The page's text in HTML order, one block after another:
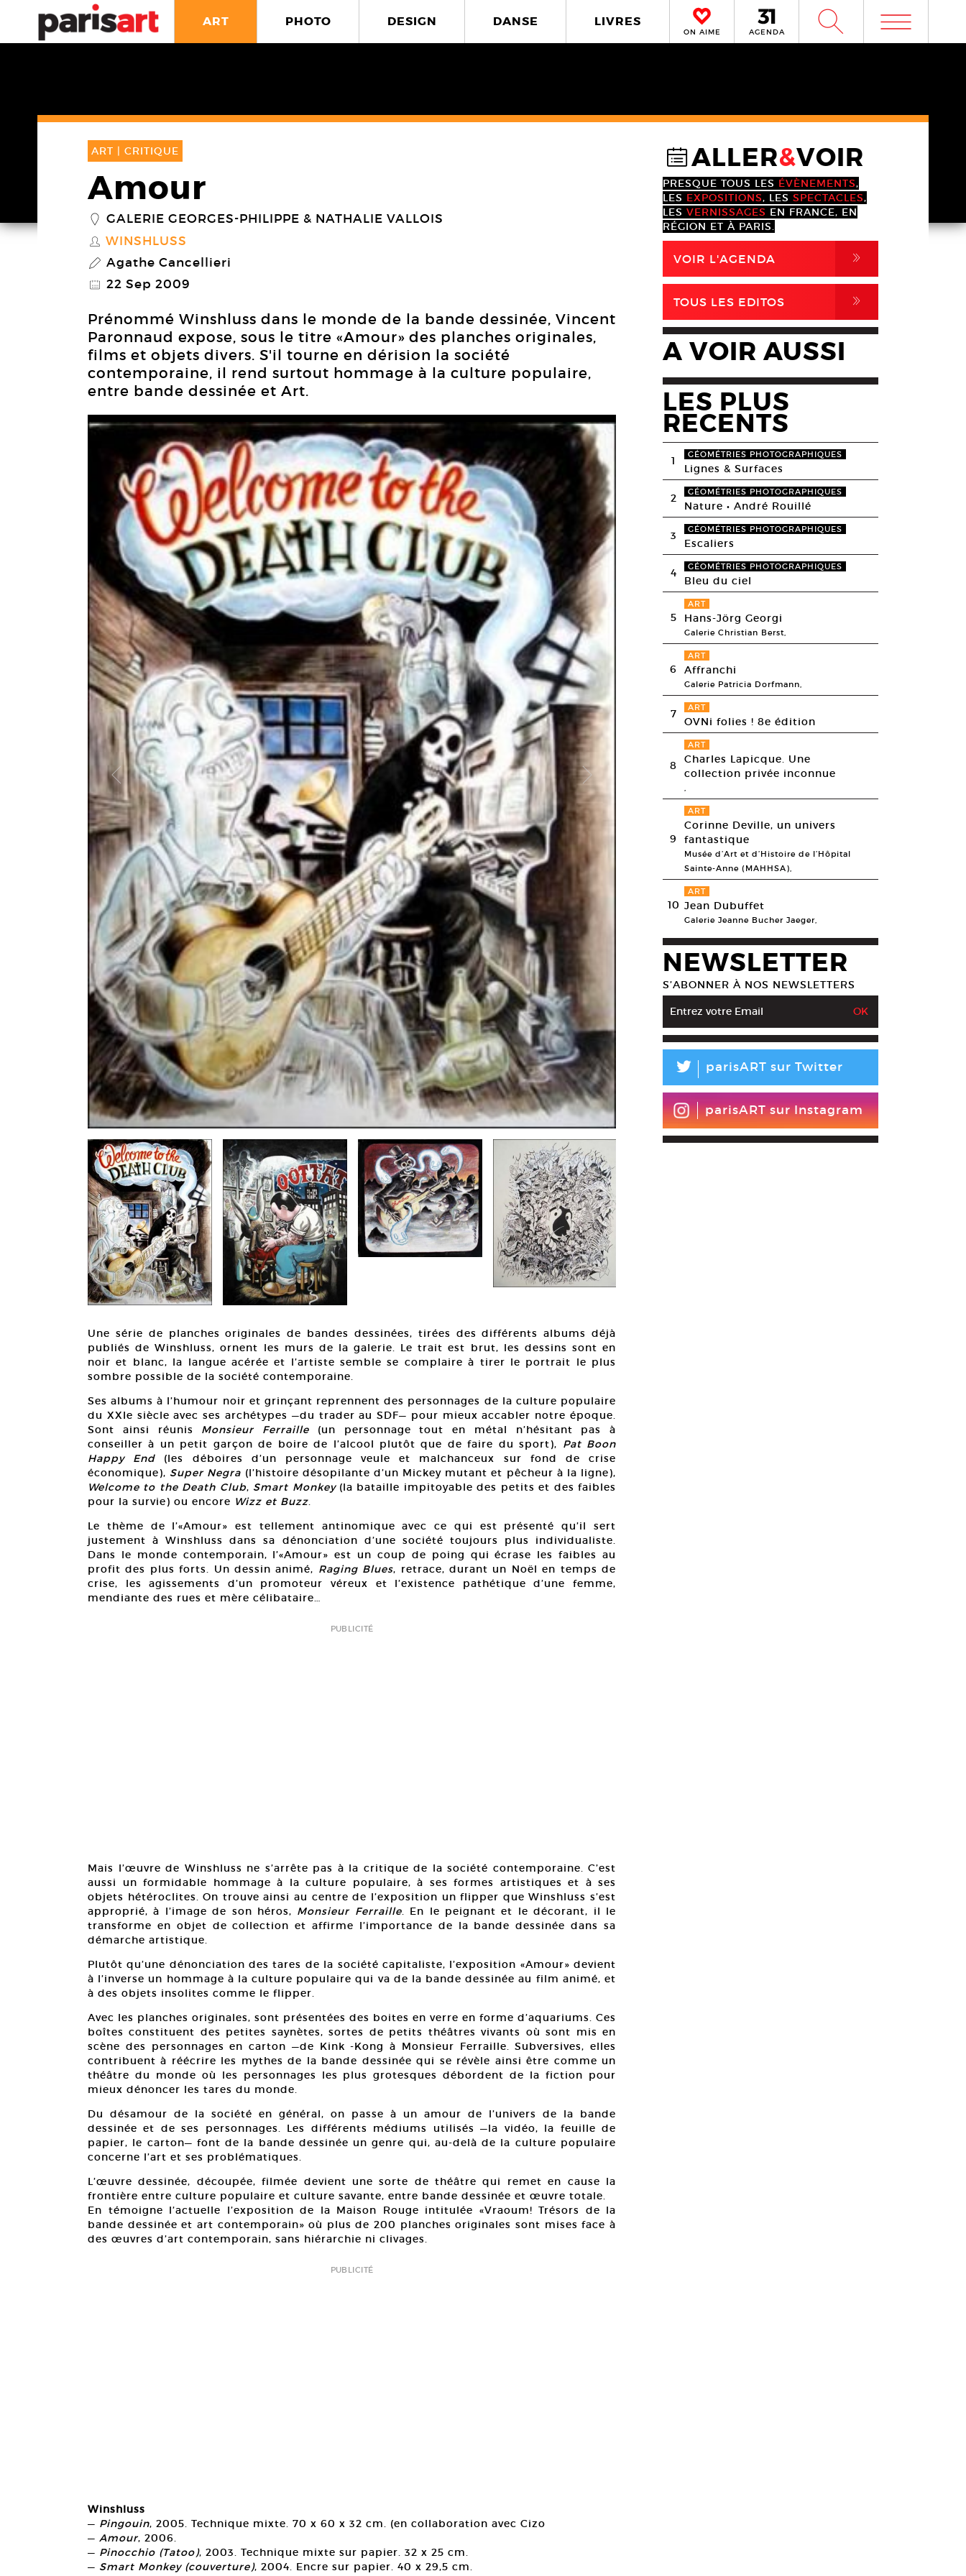
ART PHOTO DESIGN DANSE LIVRES
ON AIME AGENDA W m
ART | CRITIQUE
Amour
_ GALERIE GEORGES-PHILIPPE & NATHALIE VALLOIS
S WINSHLUSS
P Agathe Cancellieri
@ 22 Sep 2009
Prénommé Winshluss dans le monde de la bande dessinée, Vincent
Paronnaud expose, sous le titre «Amour» des planches originales,
films et objets divers. S'il tourne en dérision la société
contemporaine, il rend surtout hommage à la culture populaire,
entre bande dessinée et Art.
Une série de planches originales de bandes dessinées, tirées des différents albums déjà
publiés de Winshluss, ornent les murs de la galerie. Le trait est brut, les dessins sont en
noir et blanc, la langue acérée et l’artiste semble se complaire à tirer le portrait le plus
sombre possible de la société contemporaine.
Ses albums à l’humour noir et grinçant reprennent des personnages de la culture populaire
du XXIe siècle avec ses archétypes —du trader au SDF— pour mieux accabler notre époque.
Sont ainsi réunis Monsieur Ferraille (un personnage tout en métal n’hésitant pas à
conseiller à un petit garçon de boire de l’alcool plutôt que de faire du sport), Pat Boon
Happy End (les déboires d’un personnage veule et malchanceux sur fond de crise
économique), Super Negra (l’histoire désopilante d’un Mickey mutant et pêcheur à la ligne),
Welcome to the Death Club, Smart Monkey(la bataille impitoyable des petits et des faibles
pour la survie) ou encore Wizz et Buzz.
Le thème de l’«Amour» est tellement antinomique avec ce qui est présenté qu’il sert
justement à Winshluss dans sa dénonciation d’une société toujours plus individualiste.
Dans le monde contemporain, l’«Amour» est un coup de poing qui écrase les faibles au
profit des plus forts. Un dessin animé, Raging Blues, retrace, durant un Noël en temps de
crise, les agissements d’un promoteur véreux et l’existence pathétique d’une femme,
mendiante des rues et mère célibataire…
PUBLICITÉ
Mais l’œuvre de Winshluss ne s’arrête pas à la critique de la société contemporaine. C’est
aussi un formidable hommage à la culture populaire, à ses formes artistiques et à ses
objets hétéroclites. On trouve ainsi au centre de l’exposition un flipper que Winshluss s’est
approprié, à l’image de son héros, Monsieur Ferraille. En le peignant et le décorant, il le
transforme en objet de collection et affirme l’importance de la bande dessinée dans sa
démarche artistique.
Plutôt qu’une dénonciation des tares de la société capitaliste, l’exposition «Amour» devient
à l’inverse un hommage à la culture populaire qui va de la bande dessinée au film animé, et
à des objets insolites comme le flipper.
Avec les planches originales, sont présentées des boites en verre en forme d’aquariums. Ces
boîtes constituent des petites saynètes, sortes de petits théâtres vivants où sont mis en
scène des personnages en carton —de Kink -Kong à Monsieur Ferraille. Subversives, elles
contribuent à réécrire les mythes de la bande dessinée qui se révèle ainsi être comme un
théâtre du monde où les personnages les plus grotesques débordent de la fiction pour
mieux dénoncer les tares du monde.
Du désamour de la société en général, on passe à un amour de l’univers de la bande
dessinée et de ses personnages. Les différents médiums utilisés —la vidéo, la feuille de
papier, le carton— font de la bande dessinée un genre qui, au-delà de la culture populaire
concerne l’art et ses problématiques.
L’œuvre dessinée, découpée, filmée devient une sorte de théâtre qui remet en cause la
frontière entre culture populaire et culture savante, entre bande dessinée et œuvre totale.
En témoigne l’actuelle l’exposition de la Maison Rouge intitulée «Vraoum! Trésors de la
bande dessinée et art contemporain» où plus de 200 planches originales sont mises face à
des œuvres d’art contemporain, sans hiérarchie ni clivages.
PUBLICITÉ
Winshluss
— Pingouin, 2005. Technique mixte. 70 x 60 x 32 cm. (en collaboration avec Cizo
— Amour, 2006.
— Pinocchio (Tatoo), 2003. Technique mixte sur papier. 32 x 25 cm.
— Smart Monkey (couverture), 2004. Encre sur papier. 40 x 29,5 cm.
@ALLER&VOIR
PRESQUE TOUS LES ÉVÈNEMENTS,
LES EXPOSITIONS, LES SPECTACLES,
LES VERNISSAGES EN FRANCE, EN
RÉGION ET À PARIS.
VOIR L'AGENDA ,
TOUS LES EDITOS ,
A VOIR AUSSI
LES PLUS
RECENTS
1 GÉOMÉTRIES PHOTOGRAPHIQUES
Lignes & Surfaces
2 GÉOMÉTRIES PHOTOGRAPHIQUES
Nature • André Rouillé
3 GÉOMÉTRIES PHOTOGRAPHIQUES
Escaliers
4 GÉOMÉTRIES PHOTOGRAPHIQUES
Bleu du ciel
5
ART
Hans-Jörg Georgi
Galerie Christian Berst,
6
ART
Affranchi
Galerie Patricia Dorfmann,
7 ART
OVNi folies ! 8e édition
8
ART
Charles Lapicque. Une
collection privée inconnue
,
9
ART
Corinne Deville, un univers
fantastique
Musée d’Art et d’Histoire de l’Hôpital
Sainte-Anne (MAHHSA),
10
ART
Jean Dubuffet
Galerie Jeanne Bucher Jaeger,
NEWSLETTER
S’ABONNER À NOS NEWSLETTERS
L parisART sur Twitter
parisART sur Instagram